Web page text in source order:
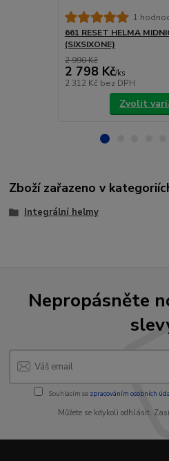
1
661 RESET HELMA
(SIXSIXONE)
2 990 Kč
2 798 Kč/ks
2 312 Kč bez DPH
Zvolit
Zboží zařazeno v
Integrální helmy
Nepropásněte
Souhlasím se zpracováním osobních
Můžete se kdykoli odhlásit.